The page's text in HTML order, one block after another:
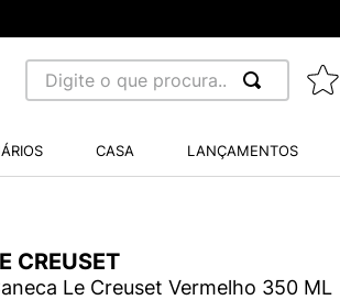
Digite o que procura...
CASA LANÇAMENTOS
CREUSET
Le Creuset Vermelho 350 ML
BALANCE 530
BABY